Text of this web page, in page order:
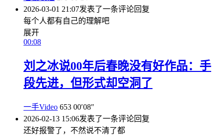
2026-03-01 21:07发表了一条评论回复
每个人都有自己的理解吧
展开
00:08
刘之冰说00年后春晚没有好作品：手
段先进，但形式却空洞了
一手Video 653 00′08″
2026-02-13 15:06发表了一条评论回复
还好报警了，不然说不清了都